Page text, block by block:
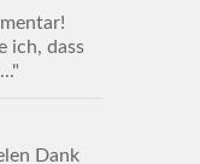
ich, dass
Dank